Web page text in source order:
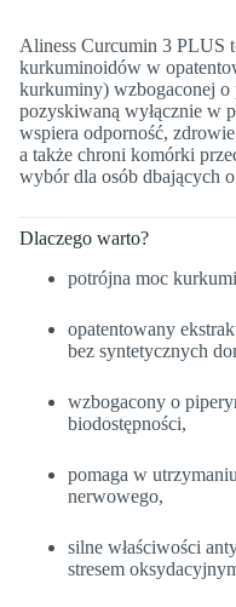
Aliness Curcumin 3 PLUS
kurkuminoidów w
kurkuminy) wzbogaconej
pozyskiwaną wyłącznie w
wspiera odporność,
a także chroni komórki
wybór dla osób dbających
Dlaczego warto?
potrójna moc
opatentowany
bez syntetycznych
wzbogacony o
biodostępności,
pomaga w
nerwowego,
silne właściwości
stresem